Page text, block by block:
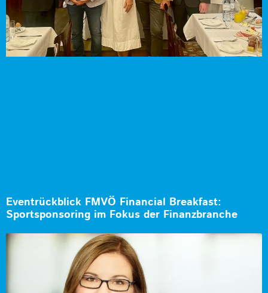
Eventrückblick FMVÖ Financial Breakfast:
Sportsponsoring im Fokus der Finanzbranche